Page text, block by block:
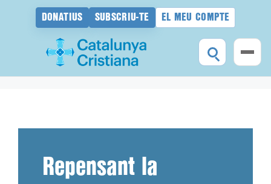
DONATIUS SUBSCRIU-TE EL MEU COMPTE
Repensant la